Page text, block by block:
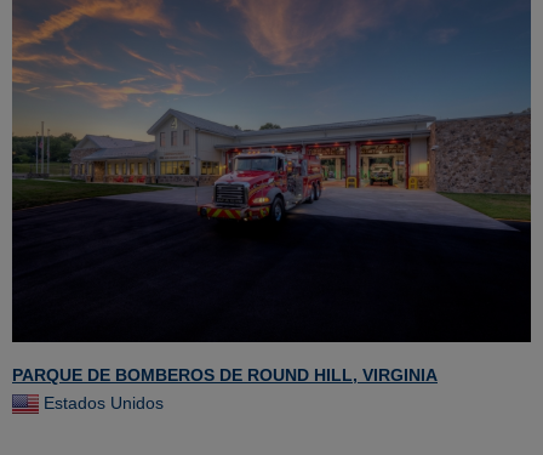
PARQUE DE BOMBEROS DE ROUND HILL, VIRGINIA
Estados Unidos